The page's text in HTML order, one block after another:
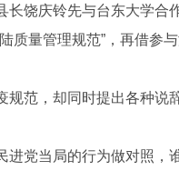
饶庆铃先与台东大学合
质量管理规范”，再借参
范，却同时提出各种说
党当局的行为做对照，